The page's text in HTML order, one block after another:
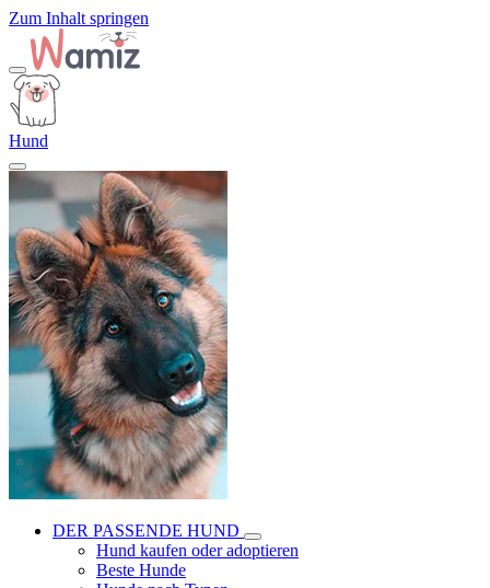
Zum Inhalt springen
Hund
DER PASSENDE HUND
Hund kaufen oder adoptieren
Beste Hunde